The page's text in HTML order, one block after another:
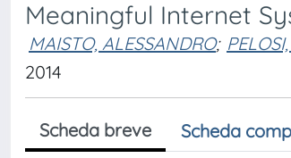
Meaningful Internet
MAISTO, ALESSANDRO;
2014
Scheda breve Scheda